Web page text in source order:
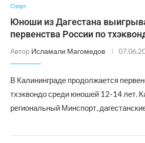
Спорт
Юноши из Дагестана
первенства России по
Автор Исламали Магомедов
В Калининграде продолжается
тхэквондо среди юношей 12-14 лет.
региональный Минспорт,